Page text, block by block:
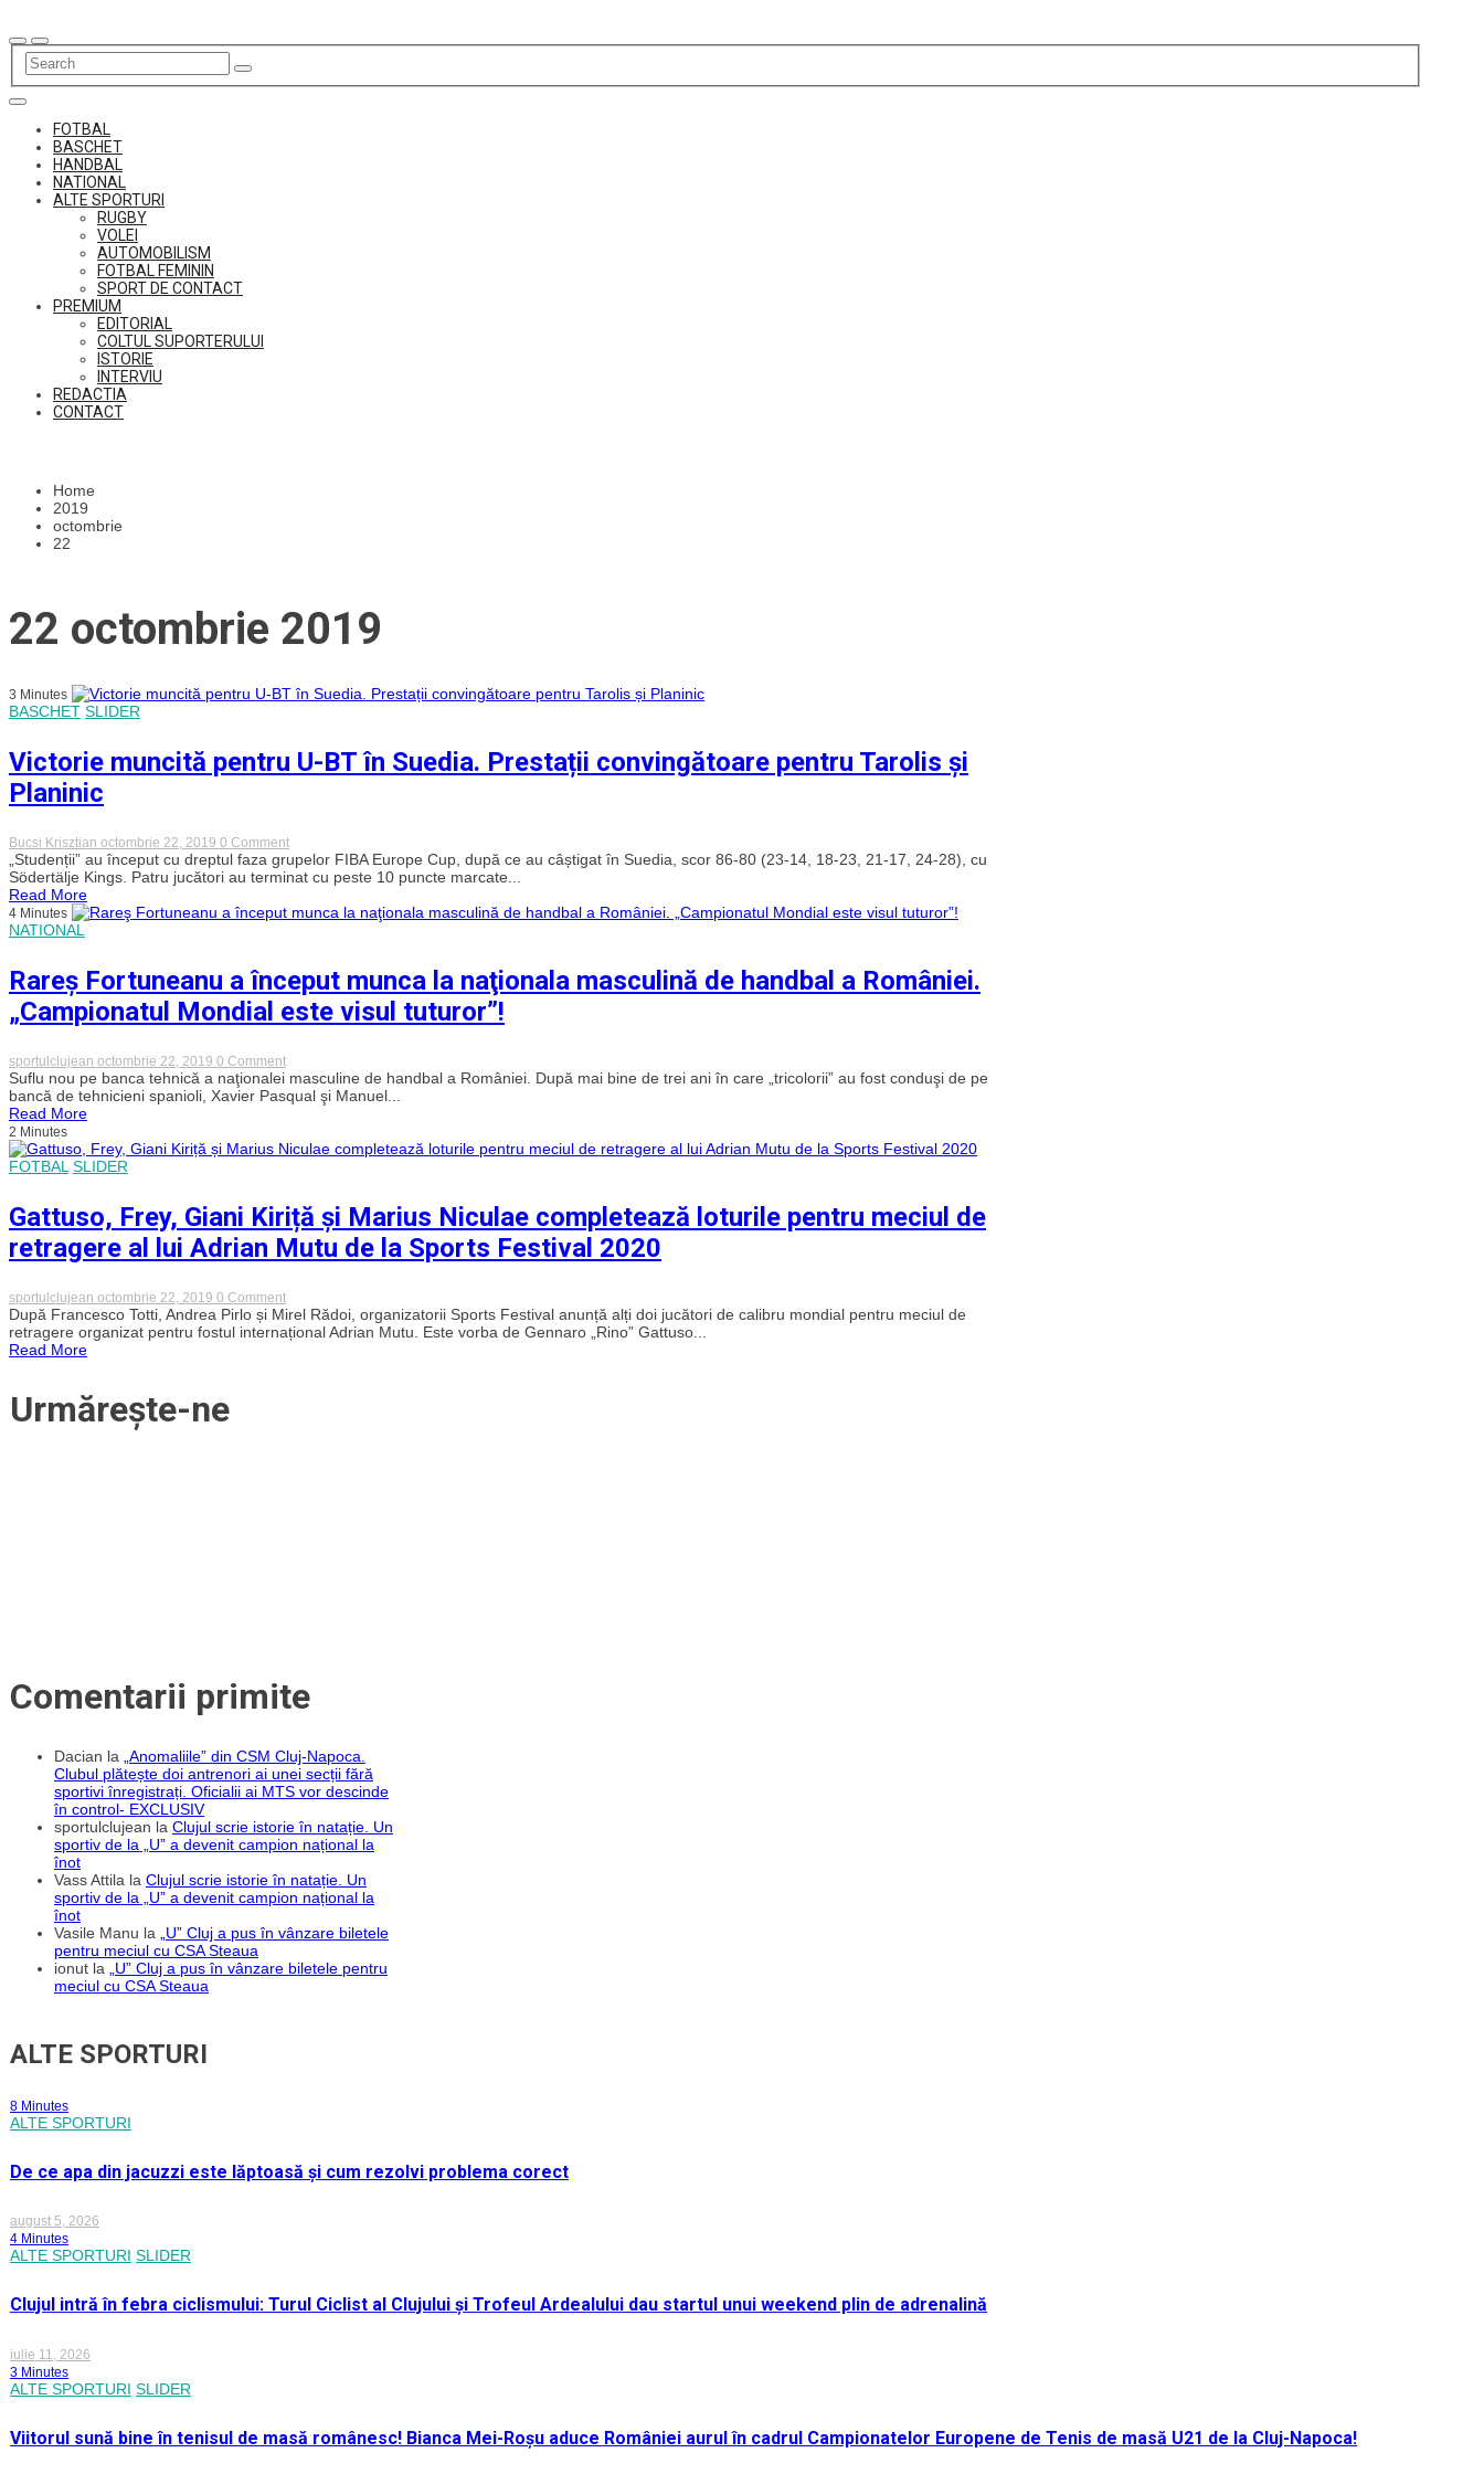
to
content
FOTBAL
BASCHET
HANDBAL
NATIONAL
ALTE SPORTURI
RUGBY
VOLEI
AUTOMOBILISM
FOTBAL FEMININ
SPORT DE CONTACT
PREMIUM
EDITORIAL
COLTUL SUPORTERULUI
ISTORIE
INTERVIU
REDACTIA
CONTACT
Home
2019
octombrie
22
22 octombrie 2019
3 Minutes
BASCHET SLIDER
Victorie muncită pentru U-BT în Suedia. Prestații convingătoare pentru Tarolis și
Planinic
Bucsi Krisztian octombrie 22, 2019 0 Commenton
Victorie
muncită
pentru
BT
convingătoare
pentru
Tarolis
și
„Studenții” au început cu dreptul faza grupelor FIBA Europe Cup, după ce au câștigat în Suedia, scor 86-80 (23-14, 18-23, 21-17, 24-28), cu
Södertälje Kings. Patru jucători au terminat cu peste 10 puncte marcate...
Read More
4 Minutes
NATIONAL
Rareş Fortuneanu a început munca la naţionala masculină de handbal a României.
„Campionatul Mondial este visul tuturor”!
sportulclujean octombrie 22, 2019 0 Commenton
Rareş
Fortuneanu
a
la
handbal
a
României.
„Campionatul
este
visul
tuturor”!
Suflu nou pe banca tehnică a naţionalei masculine de handbal a României. După mai bine de trei ani în care „tricolorii” au fost conduşi de pe
bancă de tehnicieni spanioli, Xavier Pasqual şi Manuel...
Read More
2 Minutes
FOTBAL SLIDER
Gattuso, Frey, Giani Kiriță și Marius Niculae completează loturile pentru meciul de
retragere al lui Adrian Mutu de la Sports Festival 2020
sportulclujean octombrie 22, 2019 0 Commenton
Gattuso,
Frey,
Giani
După Francesco Totti, Andrea Pirlo și Mirel Rădoi, organizatorii Sports Festival anunță alți doi jucători de calibru mondial pentru meciul de
retragere organizat pentru fostul internațional Adrian Mutu. Este vorba de Gennaro „Rino” Gattuso...
Read More
Urmărește-ne
Comentarii primite
Dacian la
„Anomaliile” din CSM Cluj-Napoca.
Clubul plătește doi antrenori ai unei secții fără
sportivi înregistrați. Oficialii ai MTS vor descinde
în control- EXCLUSIV
sportulclujean la Clujul scrie istorie în natație. Un
sportiv de la „U” a devenit campion național la
înot
Vass Attila la Clujul scrie istorie în natație. Un
sportiv de la „U” a devenit campion național la
înot
Vasile Manu la
„U” Cluj a pus în vânzare biletele
pentru meciul cu CSA Steaua
ionut la
„U” Cluj a pus în vânzare biletele pentru
meciul cu CSA Steaua
ALTE SPORTURI
8 Minutes
ALTE SPORTURI
De ce apa din jacuzzi este lăptoasă și cum rezolvi problema corect
august 5, 2026
4 Minutes
ALTE SPORTURI SLIDER
Clujul intră în febra ciclismului: Turul Ciclist al Clujului și Trofeul Ardealului dau startul unui weekend plin de adrenalină
iulie 11, 2026
3 Minutes
ALTE SPORTURI SLIDER
Viitorul sună bine în tenisul de masă românesc! Bianca Mei-Roșu aduce României aurul în cadrul Campionatelor Europene de Tenis de masă U21 de la Cluj-Napoca!